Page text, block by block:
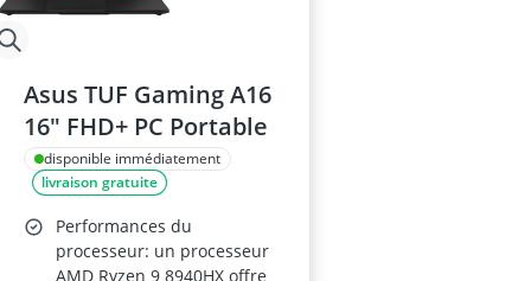
Asus TUF Gaming A16
16" FHD+ PC Portable
disponible immédiatement
livraison gratuite
Performances du
processeur: un processeur
AMD Ryzen 9 8940HX offre